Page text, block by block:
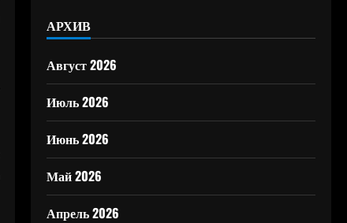
АРХИВ
Август 2026
Июль 2026
Июнь 2026
Май 2026
Апрель 2026